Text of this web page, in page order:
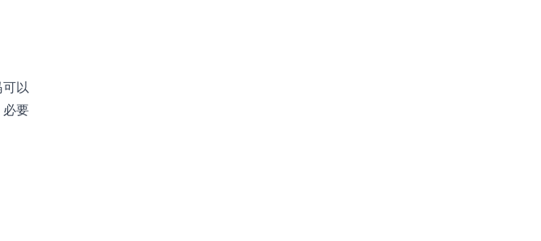
以
必要